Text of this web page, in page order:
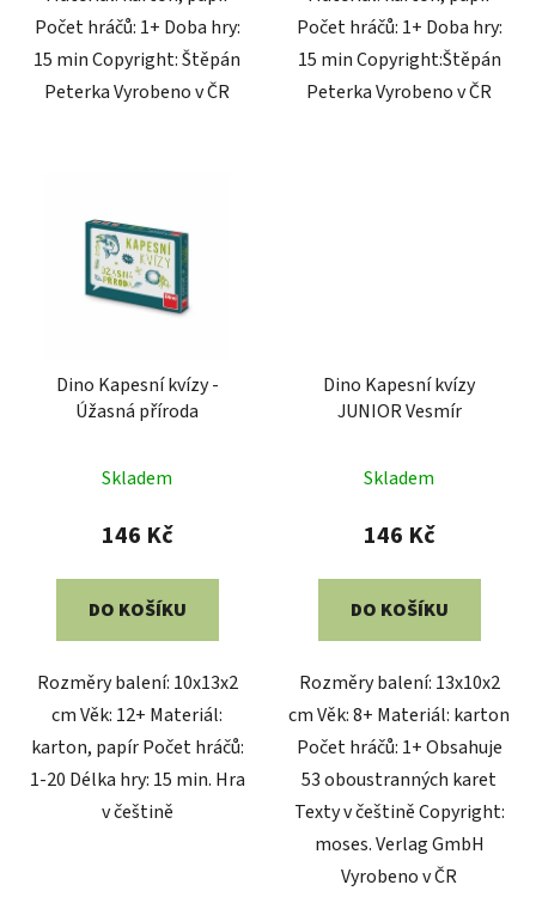
Počet hráčů: 1+ Doba hry:
15 min Copyright: Štěpán
Peterka Vyrobeno v ČR
Počet hráčů: 1+ Doba hry:
15 min Copyright:Štěpán
Peterka Vyrobeno v ČR
Dino Kapesní kvízy -
Úžasná příroda
Skladem
146 Kč
DO KOŠÍKU
Rozměry balení: 10x13x2
cm Věk: 12+ Materiál:
karton, papír Počet hráčů:
1-20 Délka hry: 15 min. Hra
v češtině
Dino Kapesní kvízy
JUNIOR Vesmír
Skladem
146 Kč
DO KOŠÍKU
Rozměry balení: 13x10x2
cm Věk: 8+ Materiál: karton
Počet hráčů: 1+ Obsahuje
53 oboustranných karet
Texty v češtině Copyright:
moses. Verlag GmbH
Vyrobeno v ČR